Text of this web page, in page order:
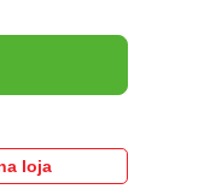
loja